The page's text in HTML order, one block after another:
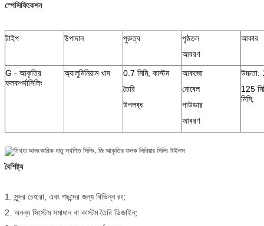
স্পেসিফিকেশন
টাইপ উপাদান পুরুত্ব
পৃষ্ঠতল
আবরণ
আকার
G - আকৃতির
ফলকপর্দাসিলিং
অ্যালুমিনিয়াম খাদ
0.7 মিমি, কাস্টম
তৈরি
উপলব্ধ
আকজো
নোবেল
পাউডার
আবরণ
উচ্চতা:
125
মিমি;
বৈশিষ্ট্য
1. সুন্দর চেহারা, এবং পছন্দের জন্য বিভিন্ন রং;
2. অনন্য সিস্টেম সমাধান বা কাস্টম তৈরি ডিজাইন;